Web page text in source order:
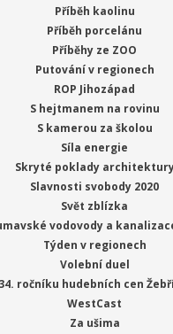
Příběh kaolinu
Příběh porcelánu
Příběhy ze ZOO
Putování v regionech
ROP Jihozápad
S hejtmanem na rovinu
S kamerou za školou
Síla energie
Skryté poklady
Slavnosti svobody 2020
Svět zblízka
vodovody a
Týden v regionech
Volební duel
ročníku hudebních cen
WestCast
Za ušima